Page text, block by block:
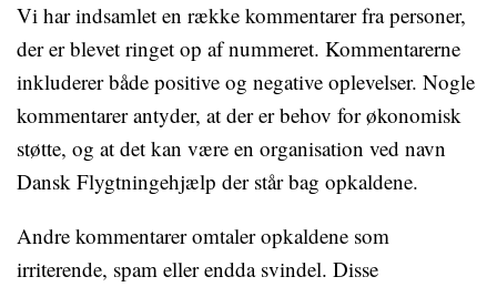
Vi har indsamlet en række kommentarer fra personer,
der er blevet ringet op af nummeret. Kommentarerne
inkluderer både positive og negative oplevelser. Nogle
kommentarer antyder, at der er behov for økonomisk
støtte, og at det kan være en organisation ved navn
Dansk Flygtningehjælp der står bag opkaldene.
Andre kommentarer omtaler opkaldene som
irriterende, spam eller endda svindel. Disse